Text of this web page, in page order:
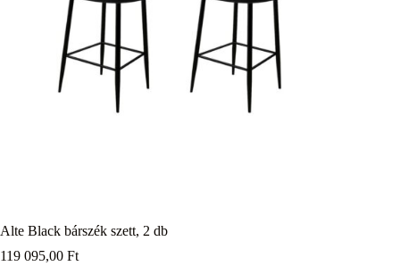
Alte Black bárszék szett, 2 db
119 095,00 Ft